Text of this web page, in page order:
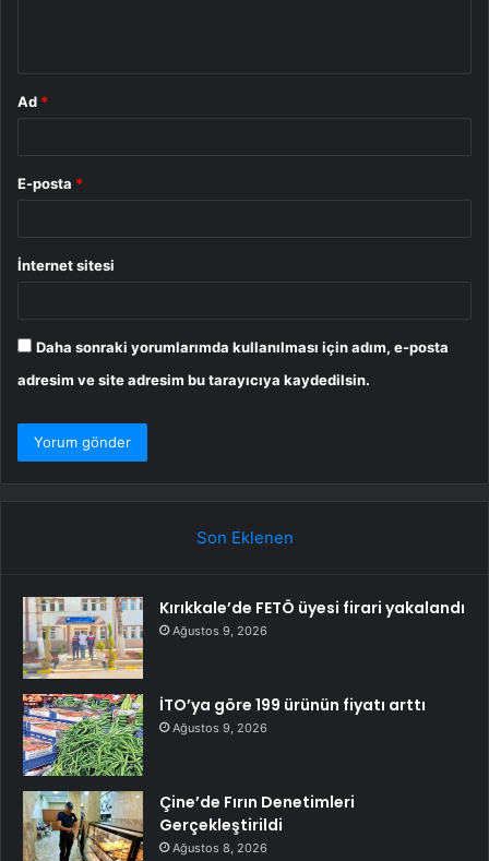
Ad *
E-posta *
İnternet sitesi
Daha sonraki yorumlarımda kullanılması için adım, e-posta
adresim ve site adresim bu tarayıcıya kaydedilsin.
Son Eklenen
Kırıkkale’de FETÖ üyesi firari yakalandı
Ağustos 9, 2026
İTO’ya göre 199 ürünün fiyatı arttı
Ağustos 9, 2026
Çine’de Fırın Denetimleri
Gerçekleştirildi
Ağustos 8, 2026